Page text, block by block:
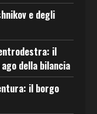
e degli
il
della bilancia
il borgo